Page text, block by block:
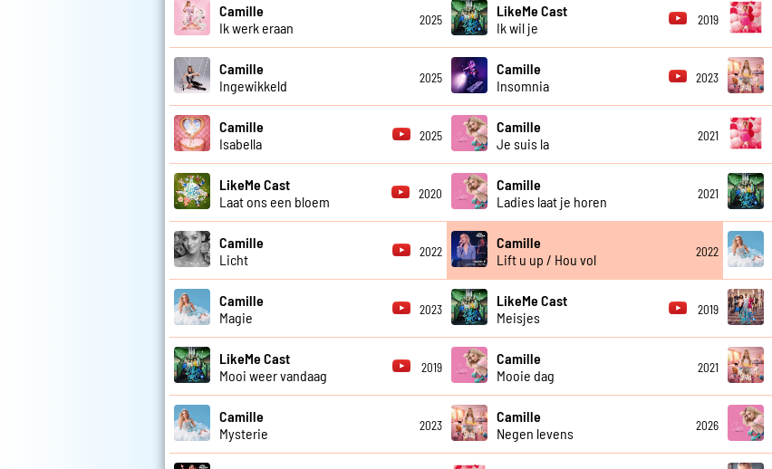
Camille
Ik werk eraan
2025
LikeMe Cast
Ik wil je
2019
Camille
Ingewikkeld
2025
Camille
Insomnia
2023
Camille
Isabella
2025
Camille
Je suis la
2021
LikeMe Cast
Laat ons een bloem
2020
Camille
Ladies laat je horen
2021
Camille
Licht
2022
Camille
Lift u up / Hou vol
2022
Camille
Magie
2023
LikeMe Cast
Meisjes
2019
LikeMe Cast
Mooi weer vandaag
2019
Camille
Mooie dag
2021
Camille
Mysterie
2023
Camille
Negen levens
2026